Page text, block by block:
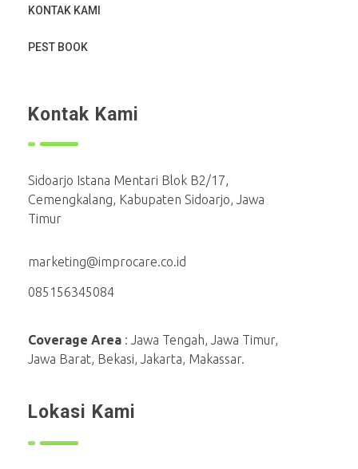
KONTAK KAMI
PEST BOOK
Kontak Kami
Sidoarjo Istana Mentari Blok B2/17,
Cemengkalang, Kabupaten Sidoarjo, Jawa
Timur
marketing@improcare.co.id
085156345084
Coverage Area : Jawa Tengah, Jawa Timur,
Jawa Barat, Bekasi, Jakarta, Makassar.
Lokasi Kami